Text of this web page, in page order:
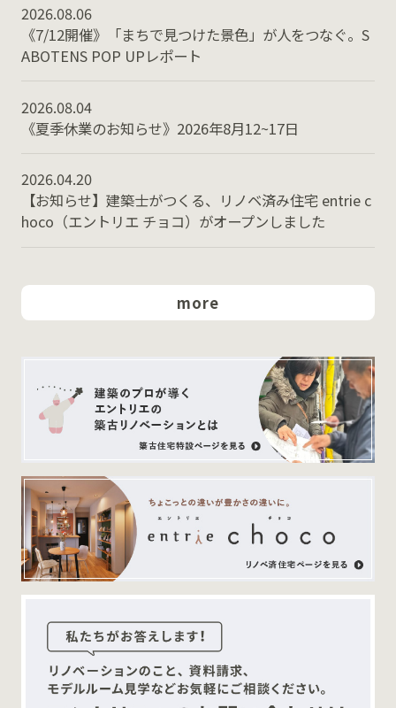
2026.08.06
《7/12開催》「まちで見つけた景色」が人をつなぐ。S
ABOTENS POP UPレポート
2026.08.04
《夏季休業のお知らせ》2026年8月12~17日
2026.04.20
【お知らせ】建築士がつくる、リノベ済み住宅 entrie c
hoco（エントリエ チョコ）がオープンしました
more